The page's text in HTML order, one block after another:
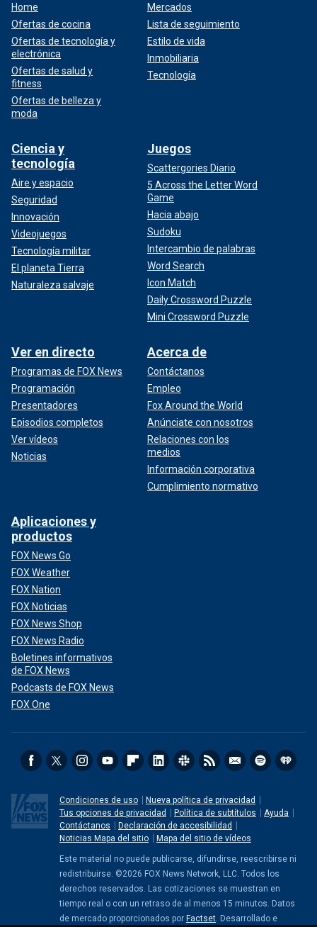
Home
Ofertas de cocina
Ofertas de tecnología y
electrónica
Ofertas de salud y
fitness
Ofertas de belleza y
moda
Mercados
Lista de seguimiento
Estilo de vida
Inmobiliaria
Tecnología
Ciencia y
tecnología
Aire y espacio
Seguridad
Innovación
Videojuegos
Tecnología militar
El planeta Tierra
Naturaleza salvaje
Juegos
Scattergories Diario
5 Across the Letter Word
Game
Hacia abajo
Sudoku
Intercambio de palabras
Word Search
Icon Match
Daily Crossword Puzzle
Mini Crossword Puzzle
Ver en directo
Programas de FOX News
Programación
Presentadores
Episodios completos
Ver vídeos
Noticias
Acerca de
Contáctanos
Empleo
Fox Around the World
Anúnciate con nosotros
Relaciones con los
medios
Información corporativa
Cumplimiento normativo
Aplicaciones y
productos
FOX News Go
FOX Weather
FOX Nation
FOX Noticias
FOX News Shop
FOX News Radio
Boletines informativos
de FOX News
Podcasts de FOX News
FOX One
Condiciones de uso
Nueva política de privacidad
Tus opciones de privacidad
Política de subtítulos
Ayuda
Contáctanos
Declaración de accesibilidad
Noticias Mapa del sitio
Mapa del sitio de vídeos
Este material no puede publicarse, difundirse, reescribirse ni
redistribuirse. ©2026 FOX News Network, LLC. Todos los
derechos reservados. Las cotizaciones se muestran en
tiempo real o con un retraso de al menos 15 minutos. Datos
de mercado proporcionados por Factset . Desarrollado e